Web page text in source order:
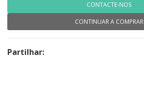
CONTACTE-NOS
CONTINUAR A COMPRAR
Partilhar: